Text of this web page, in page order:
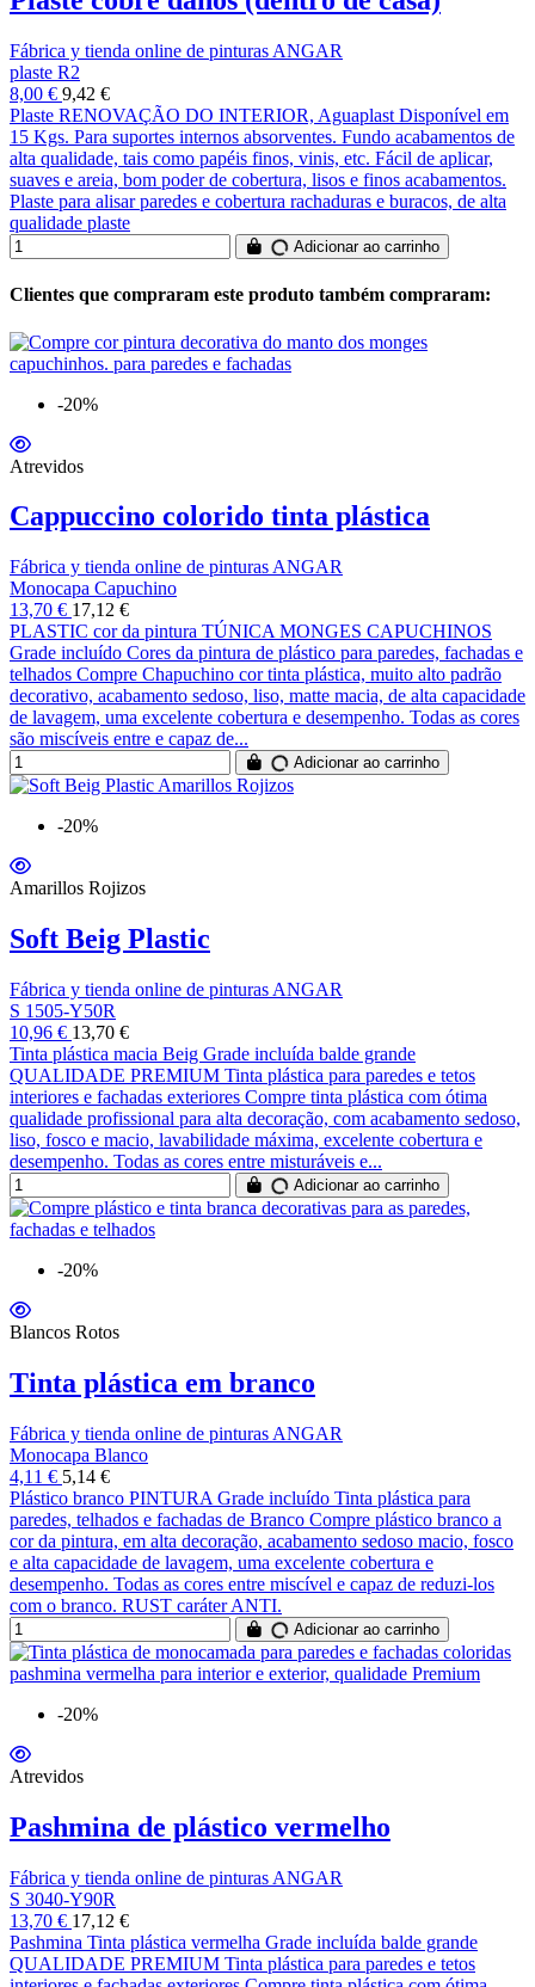
Fábrica y tienda online de pinturas ANGAR
plaste R2
8,00 € 9,42 €
Plaste RENOVAÇÃO DO INTERIOR, Aguaplast Disponível em
15 Kgs. Para suportes internos absorventes. Fundo acabamentos de
alta qualidade, tais como papéis finos, vinis, etc. Fácil de aplicar,
suaves e areia, bom poder de cobertura, lisos e finos acabamentos.
Plaste para alisar paredes e cobertura rachaduras e buracos, de alta
qualidade plaste
Adicionar ao carrinho
Clientes que compraram este produto também compraram:
-20%
Atrevidos
Cappuccino colorido tinta plástica
Fábrica y tienda online de pinturas ANGAR
Monocapa Capuchino
13,70 € 17,12 €
PLASTIC cor da pintura TÚNICA MONGES CAPUCHINOS
Grade incluído Cores da pintura de plástico para paredes, fachadas e
telhados Compre Chapuchino cor tinta plástica, muito alto padrão
decorativo, acabamento sedoso, liso, matte macia, de alta capacidade
de lavagem, uma excelente cobertura e desempenho. Todas as cores
são miscíveis entre e capaz de...
Adicionar ao carrinho
-20%
Amarillos Rojizos
Soft Beig Plastic
Fábrica y tienda online de pinturas ANGAR
S 1505-Y50R
10,96 € 13,70 €
Tinta plástica macia Beig Grade incluída balde grande
QUALIDADE PREMIUM Tinta plástica para paredes e tetos
interiores e fachadas exteriores Compre tinta plástica com ótima
qualidade profissional para alta decoração, com acabamento sedoso,
liso, fosco e macio, lavabilidade máxima, excelente cobertura e
desempenho. Todas as cores entre misturáveis ​​e...
Adicionar ao carrinho
-20%
Blancos Rotos
Tinta plástica em branco
Fábrica y tienda online de pinturas ANGAR
Monocapa Blanco
4,11 € 5,14 €
Plástico branco PINTURA Grade incluído Tinta plástica para
paredes, telhados e fachadas de Branco Compre plástico branco a
cor da pintura, em alta decoração, acabamento sedoso macio, fosco
e alta capacidade de lavagem, uma excelente cobertura e
desempenho. Todas as cores entre miscível e capaz de reduzi-los
com o branco. RUST caráter ANTI.
Adicionar ao carrinho
-20%
Atrevidos
Pashmina de plástico vermelho
Fábrica y tienda online de pinturas ANGAR
S 3040-Y90R
13,70 € 17,12 €
Pashmina Tinta plástica vermelha Grade incluída balde grande
QUALIDADE PREMIUM Tinta plástica para paredes e tetos